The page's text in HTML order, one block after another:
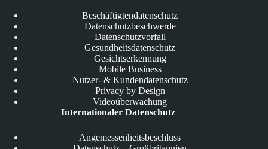
Beschäftigtendatenschutz
Datenschutzbeschwerde
Datenschutzvorfall
Gesundheitsdatenschutz
Gesichtserkennung
Mobile Business
Nutzer- & Kundendatenschutz
Privacy by Design
Videoüberwachung
Internationaler Datenschutz
Angemessenheitsbeschluss